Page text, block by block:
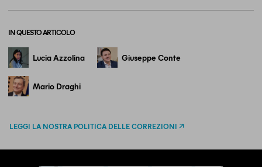
IN QUESTO ARTICOLO
Lucia Azzolina Giuseppe Conte
Mario Draghi
LEGGI LA NOSTRA POLITICA DELLE CORREZIONI